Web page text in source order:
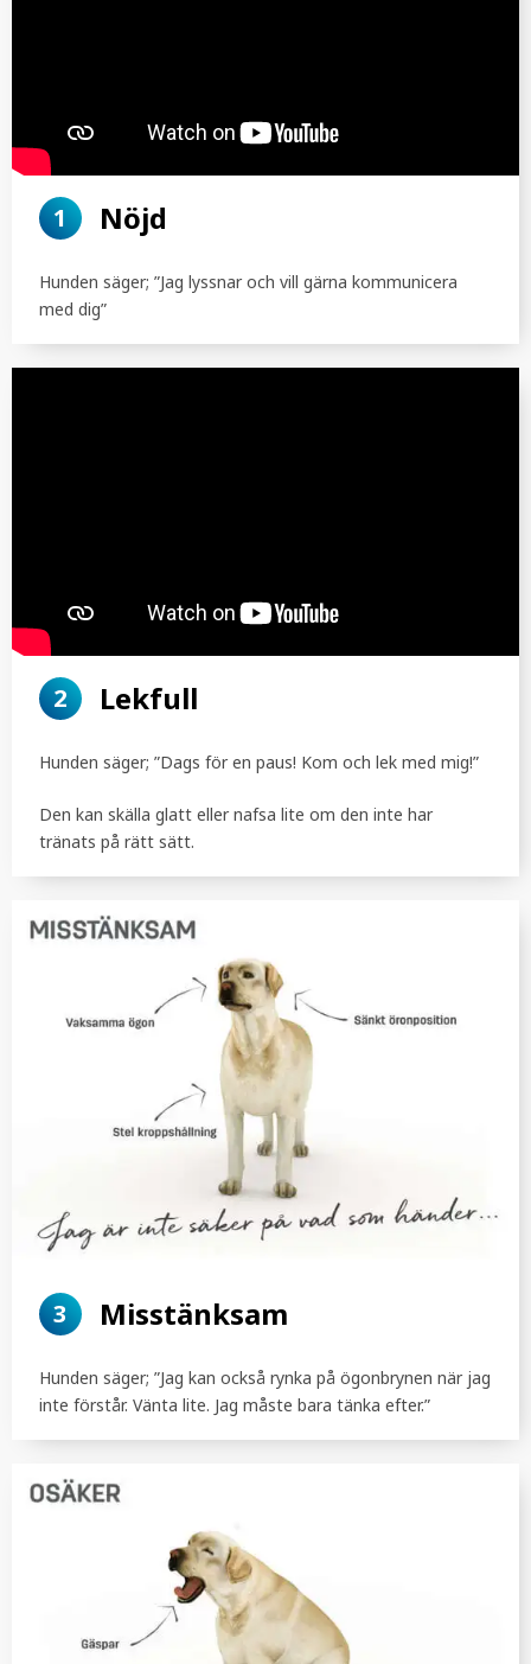
1 Nöjd
Hunden säger; ”Jag lyssnar och vill gärna kommunicera
med dig”
2 Lekfull
Hunden säger; ”Dags för en paus! Kom och lek med mig!”
Den kan skälla glatt eller nafsa lite om den inte har
tränats på rätt sätt.
3 Misstänksam
Hunden säger; ”Jag kan också rynka på ögonbrynen när jag
inte förstår. Vänta lite. Jag måste bara tänka efter.”